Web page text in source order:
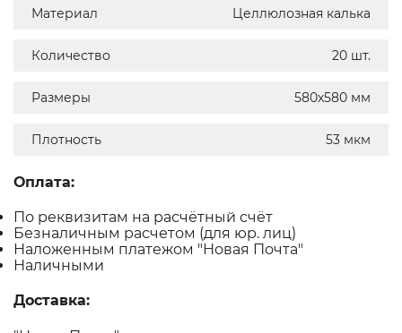
Материал Целлюлозная калька
Количество 20 шт.
Размеры 580х580 мм
Плотность 53 мкм
Оплата:
По реквизитам на расчётный счёт
Безналичным расчетом (для юр. лиц)
Наложенным платежом "Новая Почта"
Наличными
Доставка: